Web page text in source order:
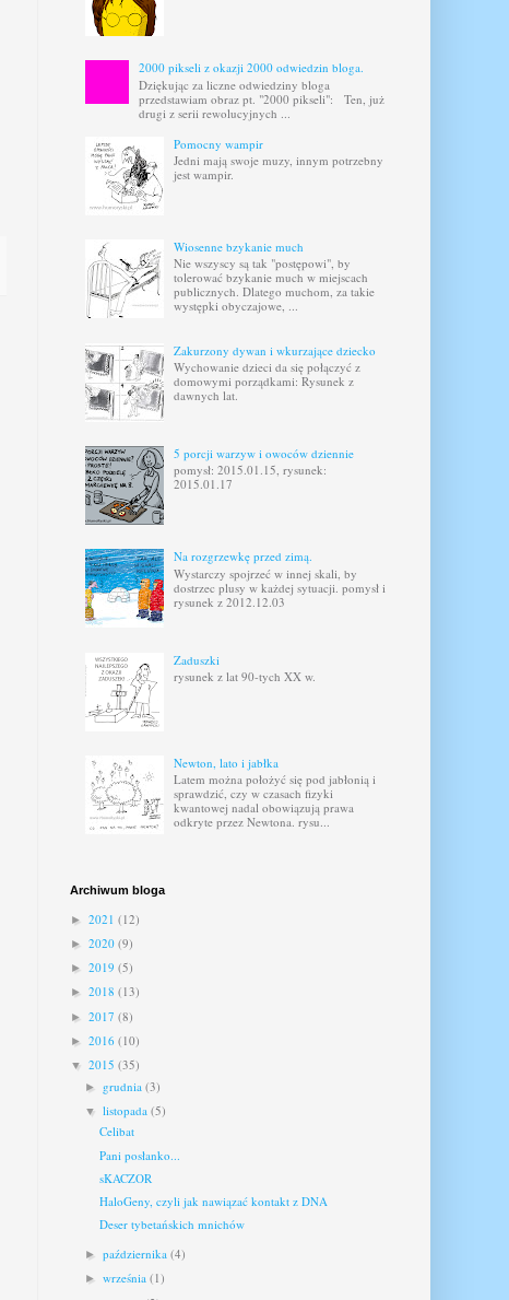
2000 pikseli z okazji 2000 odwiedzin bloga.
Dziękując za liczne odwiedziny bloga
przedstawiam obraz pt. "2000 pikseli": Ten, już
drugi z serii rewolucyjnych ...
Pomocny wampir
Jedni mają swoje muzy, innym potrzebny
jest wampir.
Wiosenne bzykanie much
Nie wszyscy są tak "postępowi", by
tolerować bzykanie much w miejscach
publicznych. Dlatego muchom, za takie
występki obyczajowe, ...
Zakurzony dywan i wkurzające dziecko
Wychowanie dzieci da się połączyć z
domowymi porządkami: Rysunek z
dawnych lat.
5 porcji warzyw i owoców dziennie
pomysł: 2015.01.15, rysunek:
2015.01.17
Na rozgrzewkę przed zimą.
Wystarczy spojrzeć w innej skali, by
dostrzec plusy w każdej sytuacji. pomysł i
rysunek z 2012.12.03
Zaduszki
rysunek z lat 90-tych XX w.
Newton, lato i jabłka
Latem można położyć się pod jabłonią i
sprawdzić, czy w czasach fizyki
kwantowej nadal obowiązują prawa
odkryte przez Newtona. rysu...
Archiwum bloga
► 2021 (12)
► 2020 (9)
► 2019 (5)
► 2018 (13)
► 2017 (8)
► 2016 (10)
▼ 2015 (35)
►grudnia(3)
▼listopada(5)
Celibat
Pani posłanko...
sKACZOR
HaloGeny, czyli jak nawiązać kontakt z DNA
Deser tybetańskich mnichów
►października(4)
►września(1)